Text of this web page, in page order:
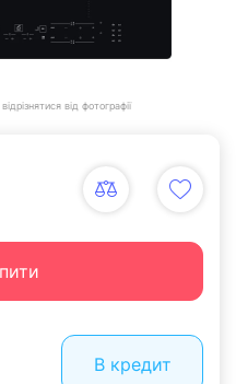
від фотографії
В кредит